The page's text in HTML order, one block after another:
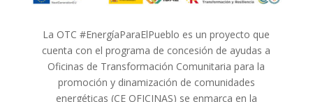
La OTC #EnergíaParaElPueblo es un proyecto que
cuenta con el programa de concesión de ayudas a
Oficinas de Transformación Comunitaria para la
promoción y dinamización de comunidades
energéticas (CE OFICINAS) se enmarca en la